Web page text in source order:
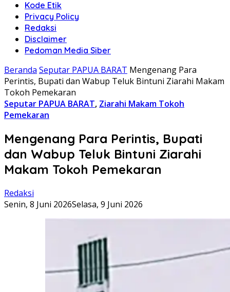
Kode Etik
Privacy Policy
Redaksi
Disclaimer
Pedoman Media Siber
Beranda Seputar PAPUA BARAT Mengenang Para
Perintis, Bupati dan Wabup Teluk Bintuni Ziarahi Makam
Tokoh Pemekaran
Seputar PAPUA BARAT, Ziarahi Makam Tokoh
Pemekaran
Mengenang Para Perintis, Bupati
dan Wabup Teluk Bintuni Ziarahi
Makam Tokoh Pemekaran
Redaksi
Senin, 8 Juni 2026Selasa, 9 Juni 2026